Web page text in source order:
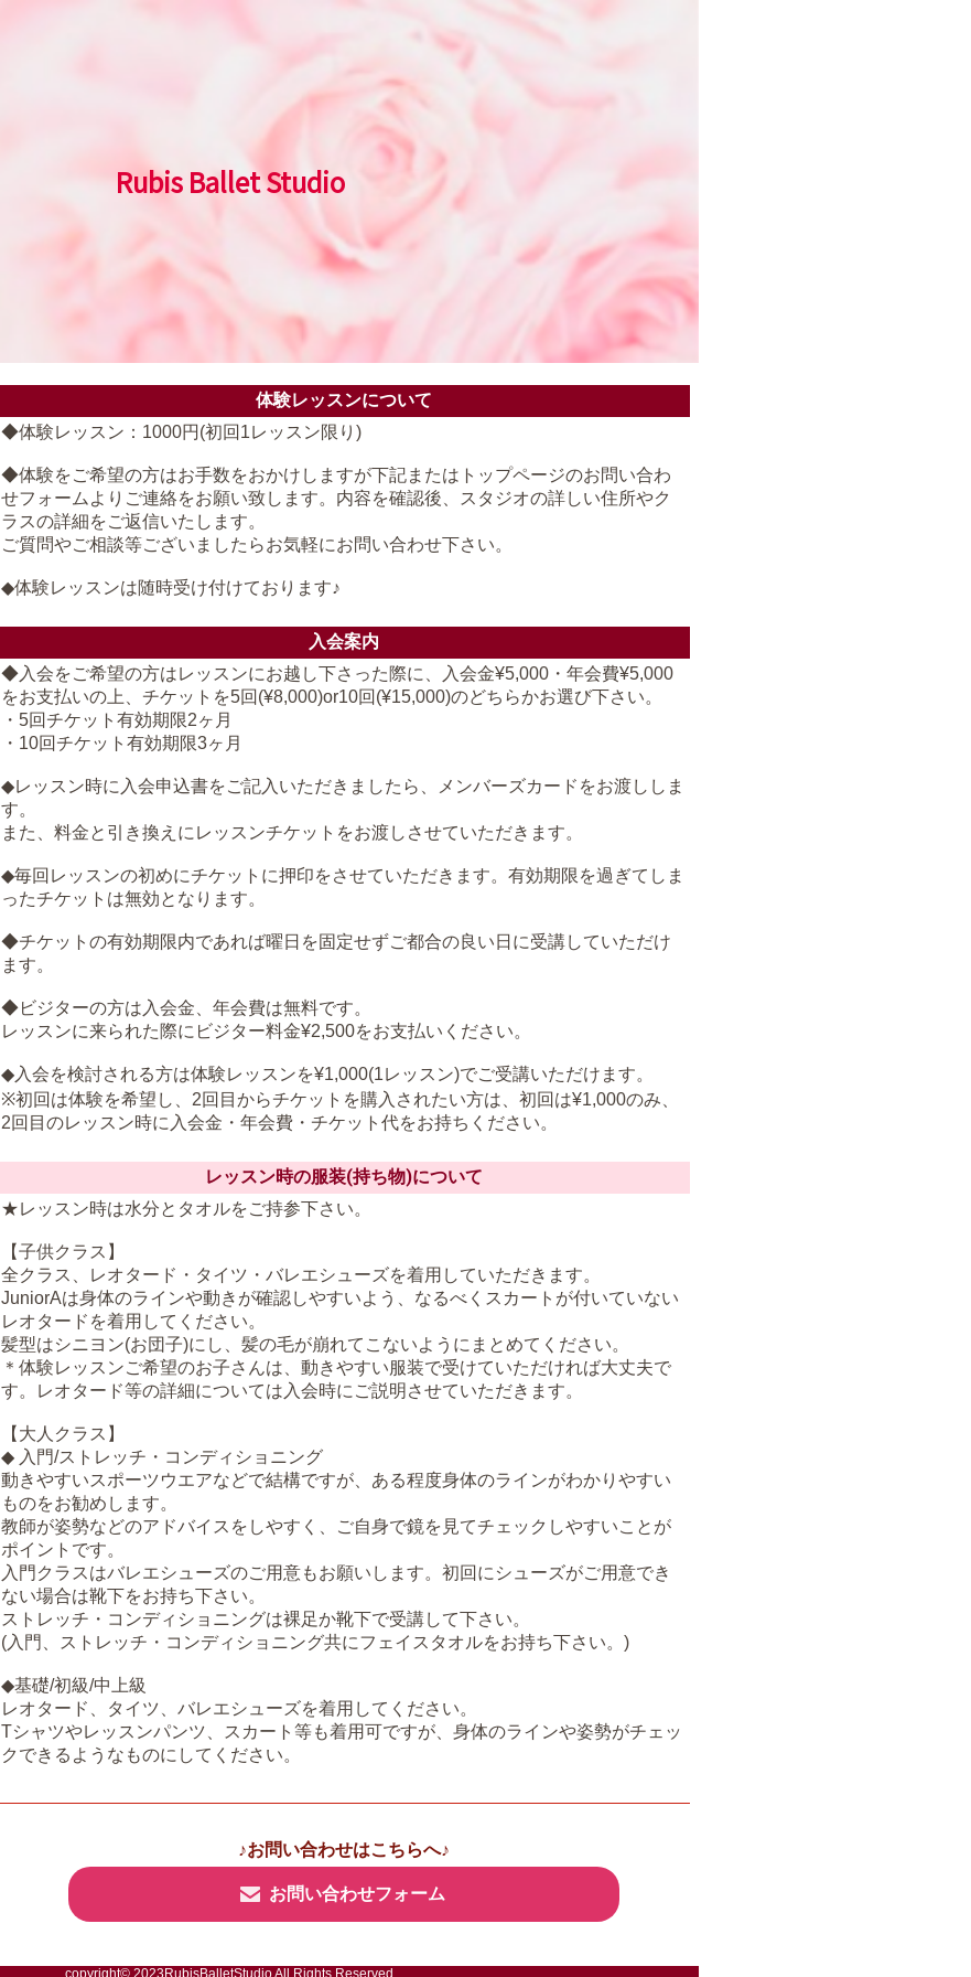
Rubis Ballet Studio
体験レッスンについて
◆体験レッスン：1000円(初回1レッスン限り)
◆体験をご希望の方はお手数をおかけしますが下記またはトップページのお問い合わ
せフォームよりご連絡をお願い致します。内容を確認後、スタジオの詳しい住所やク
ラスの詳細をご返信いたします。
ご質問やご相談等ございましたらお気軽にお問い合わせ下さい。
◆体験レッスンは随時受け付けております♪
入会案内
◆入会をご希望の方はレッスンにお越し下さった際に、入会金¥5,000・年会費¥5,000
をお支払いの上、チケットを5回(¥8,000)or10回(¥15,000)のどちらかお選び下さい。
・5回チケット有効期限2ヶ月
・10回チケット有効期限3ヶ月
◆レッスン時に入会申込書をご記入いただきましたら、メンバーズカードをお渡ししま
す。
また、料金と引き換えにレッスンチケットをお渡しさせていただきます。
◆毎回レッスンの初めにチケットに押印をさせていただきます。有効期限を過ぎてしま
ったチケットは無効となります。
◆チケットの有効期限内であれば曜日を固定せずご都合の良い日に受講していただけ
ます。
◆ビジターの方は入会金、年会費は無料です。
レッスンに来られた際にビジター料金¥2,500をお支払いください。
◆入会を検討される方は体験レッスンを¥1,000(1レッスン)でご受講いただけます。
※初回は体験を希望し、2回目からチケットを購入されたい方は、初回は¥1,000のみ、
2回目のレッスン時に入会金・年会費・チケット代をお持ちください。
レッスン時の服装(持ち物)について
★レッスン時は水分とタオルをご持参下さい。
【子供クラス】
全クラス、レオタード・タイツ・バレエシューズを着用していただきます。
JuniorAは身体のラインや動きが確認しやすいよう、なるべくスカートが付いていない
レオタードを着用してください。
髪型はシニヨン(お団子)にし、髪の毛が崩れてこないようにまとめてください。
＊体験レッスンご希望のお子さんは、動きやすい服装で受けていただければ大丈夫で
す。レオタード等の詳細については入会時にご説明させていただきます。
【大人クラス】
◆ 入門/ストレッチ・コンディショニング
動きやすいスポーツウエアなどで結構ですが、ある程度身体のラインがわかりやすい
ものをお勧めします。
教師が姿勢などのアドバイスをしやすく、ご自身で鏡を見てチェックしやすいことが
ポイントです。
入門クラスはバレエシューズのご用意もお願いします。初回にシューズがご用意でき
ない場合は靴下をお持ち下さい。
ストレッチ・コンディショニングは裸足か靴下で受講して下さい。
(入門、ストレッチ・コンディショニング共にフェイスタオルをお持ち下さい。)
◆基礎/初級/中上級
レオタード、タイツ、バレエシューズを着用してください。
Tシャツやレッスンパンツ、スカート等も着用可ですが、身体のラインや姿勢がチェッ
クできるようなものにしてください。
♪お問い合わせはこちらへ♪
お問い合わせフォーム